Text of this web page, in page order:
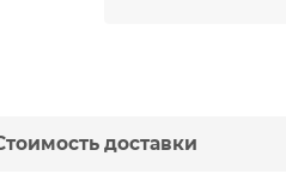
доставки